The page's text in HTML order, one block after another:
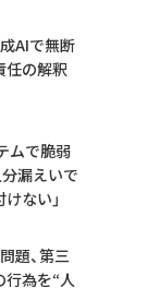
AIで無断
任の解釈
ムで脆弱
漏えいで
ない」
題、第三
為を“人